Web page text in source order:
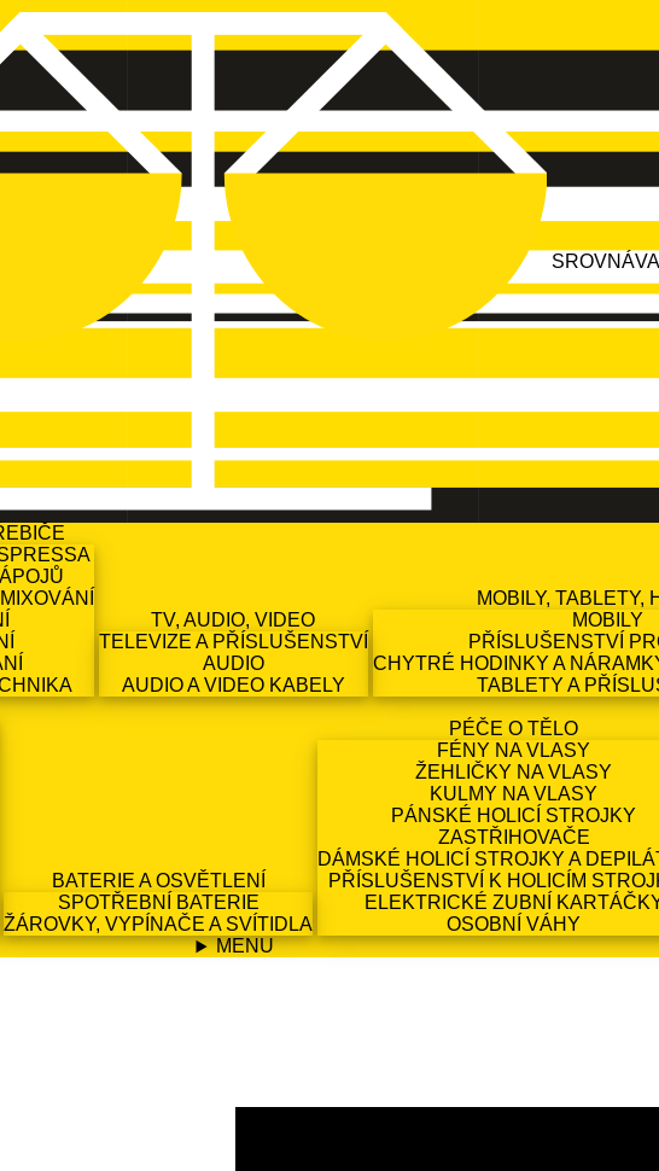
TV, AUDIO, VIDEO
TELEVIZE A PŘÍSLUŠENSTVÍ
AUDIO
AUDIO A VIDEO KABELY
MOBILY, TABLETY,
MOBILY
PŘÍSLUŠENSTVÍ
CHYTRÉ HODINKY A
TABLETY A
BATERIE A OSVĚTLENÍ
SPOTŘEBNÍ BATERIE
ŽÁROVKY, VYPÍNAČE A SVÍTIDLA
PÉČE O TĚLO
FÉNY NA VLASY
ŽEHLIČKY NA VLASY
KULMY NA VLASY
PÁNSKÉ HOLICÍ STROJKY
ZASTŘIHOVAČE
DÁMSKÉ HOLICÍ STROJKY A
PŘÍSLUŠENSTVÍ K HOLICÍM
ELEKTRICKÉ ZUBNÍ
OSOBNÍ VÁHY
MENU